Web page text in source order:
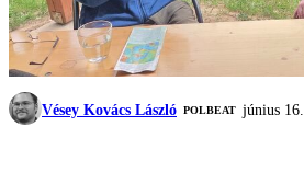
Vésey Kovács László ‎POLBEAT június 16.